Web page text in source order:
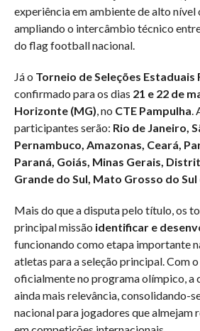
experiência em ambiente de alto
ampliando o intercâmbio técnico
do flag football nacional.
Já o Torneio de Seleções Estaduais
confirmado para os dias 21 e 22 de
Horizonte (MG), no CTE Pampulha.
participantes serão: Rio de Janeiro,
Pernambuco, Amazonas, Ceará,
Paraná, Goiás, Minas Gerais,
Grande do Sul, Mato Grosso do Sul
Mais do que a disputa pelo título, os
principal missão identificar e
funcionando como etapa importante
atletas para a seleção principal. Com
oficialmente no programa olímpico, a
ainda mais relevância, consolidando-
nacional para jogadores que almejam